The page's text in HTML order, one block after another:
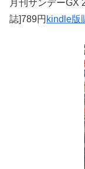
月刊サンデーGX
誌]789円 kindle版